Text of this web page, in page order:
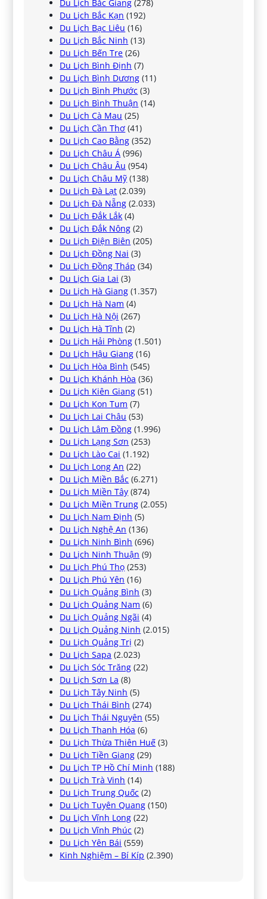
Du Lịch Bắc Giang (278)
Du Lịch Bắc Kạn (192)
Du Lịch Bạc Liêu (16)
Du Lịch Bắc Ninh (13)
Du Lịch Bến Tre (26)
Du Lịch Bình Định (7)
Du Lịch Bình Dương (11)
Du Lịch Bình Phước (3)
Du Lịch Bình Thuận (14)
Du Lịch Cà Mau (25)
Du Lịch Cần Thơ (41)
Du Lịch Cao Bằng (352)
Du Lịch Châu Á (996)
Du Lịch Châu Âu (954)
Du Lịch Châu Mỹ (138)
Du Lịch Đà Lạt (2.039)
Du Lịch Đà Nẵng (2.033)
Du Lịch Đắk Lắk (4)
Du Lịch Đắk Nông (2)
Du Lịch Điện Biên (205)
Du Lịch Đồng Nai (3)
Du Lịch Đồng Tháp (34)
Du Lịch Gia Lai (3)
Du Lịch Hà Giang (1.357)
Du Lịch Hà Nam (4)
Du Lịch Hà Nội (267)
Du Lịch Hà Tĩnh (2)
Du Lịch Hải Phòng (1.501)
Du Lịch Hậu Giang (16)
Du Lịch Hòa Bình (545)
Du Lịch Khánh Hòa (36)
Du Lịch Kiên Giang (51)
Du Lịch Kon Tum (7)
Du Lịch Lai Châu (53)
Du Lịch Lâm Đồng (1.996)
Du Lịch Lạng Sơn (253)
Du Lịch Lào Cai (1.192)
Du Lịch Long An (22)
Du Lịch Miền Bắc (6.271)
Du Lịch Miền Tây (874)
Du Lịch Miền Trung (2.055)
Du Lịch Nam Định (5)
Du Lịch Nghệ An (136)
Du Lịch Ninh Bình (696)
Du Lịch Ninh Thuận (9)
Du Lịch Phú Thọ (253)
Du Lịch Phú Yên (16)
Du Lịch Quảng Bình (3)
Du Lịch Quảng Nam (6)
Du Lịch Quảng Ngãi (4)
Du Lịch Quảng Ninh (2.015)
Du Lịch Quảng Trị (2)
Du Lịch Sapa (2.023)
Du Lịch Sóc Trăng (22)
Du Lịch Sơn La (8)
Du Lịch Tây Ninh (5)
Du Lịch Thái Bình (274)
Du Lịch Thái Nguyên (55)
Du Lịch Thanh Hóa (6)
Du Lịch Thừa Thiên Huế (3)
Du Lịch Tiền Giang (29)
Du Lịch TP Hồ Chí Minh (188)
Du Lịch Trà Vinh (14)
Du Lịch Trung Quốc (2)
Du Lịch Tuyên Quang (150)
Du Lịch Vĩnh Long (22)
Du Lịch Vĩnh Phúc (2)
Du Lịch Yên Bái (559)
Kinh Nghiệm – Bí Kíp (2.390)